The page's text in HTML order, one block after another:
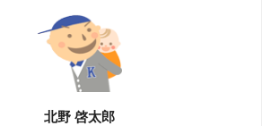
北野 啓太郎